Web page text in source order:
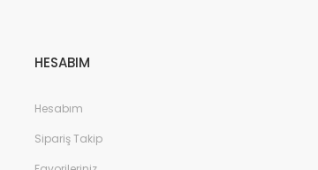
HESABIM
Hesabım
Sipariş Takip